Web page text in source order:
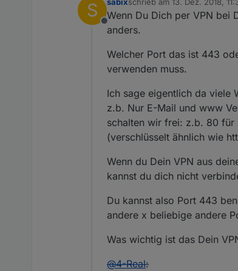
S
Offline
sabixschrieb am 13. Dez. 2018,
zuletzt editiert von
Wenn Du Dich per VPN bei
anders.
Welcher Port das ist 443
verwenden muss.
Ich sage eigentlich da viele
z.b. Nur E-Mail und www
schalten wir frei: z.b. 80
(verschlüsselt ähnlich wie
Wenn du Dein VPN aus
kannst du dich nicht
Du kannst also Port 443
andere x beliebige andere
Was wichtig ist das Dein
@4-Real: